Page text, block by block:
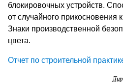
блокировочных устройств.
от случайного прикосновения
Знаки производственной
цвета.
Отчет по строительной